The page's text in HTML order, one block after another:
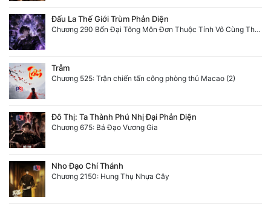
Đấu La Thế Giới Trùm Phản Diện
Chương 290 Bốn Đại Tông Môn Đơn Thuộc Tính Vô Cùng Thê Lương
Trẫm
Chương 525: Trận chiến tấn công phòng thủ Macao (2)
Đô Thị: Ta Thành Phú Nhị Đại Phản Diện
Chương 675: Bá Đạo Vương Gia
Nho Đạo Chí Thánh
Chương 2150: Hung Thụ Nhựa Cây